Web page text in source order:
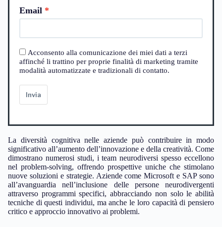
Email
Acconsento alla comunicazione dei miei dati a terzi
affinché li trattino per proprie finalità di marketing tramite
modalità automatizzate e tradizionali di contatto.
Invia
La diversità cognitiva nelle aziende può contribuire in modo
significativo all’aumento dell’innovazione e della creatività. Come
dimostrano numerosi studi, i team neurodiversi spesso eccellono
nel problem-solving, offrendo prospettive uniche che stimolano
nuove soluzioni e strategie. Aziende come Microsoft e SAP sono
all’avanguardia nell’inclusione delle persone neurodivergenti
attraverso programmi specifici, abbracciando non solo le abilità
tecniche di questi individui, ma anche le loro capacità di pensiero
critico e approccio innovativo ai problemi.